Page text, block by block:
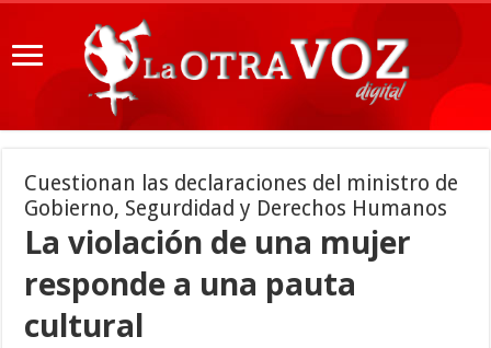
Cuestionan las declaraciones del ministro de
Gobierno, Segurdidad y Derechos Humanos
La violación de una mujer
responde a una pauta
cultural